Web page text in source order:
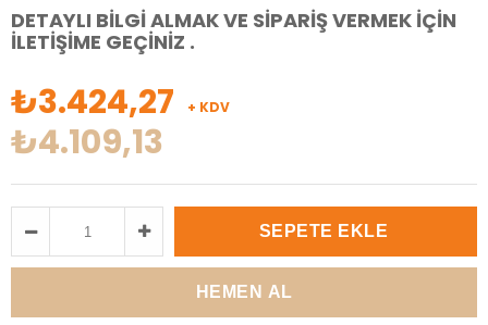
DETAYLI BİLGİ ALMAK VE SİPARİŞ VERMEK İÇİN
İLETİŞİME GEÇİNİZ .
₺3.424,27 + KDV
₺4.109,13